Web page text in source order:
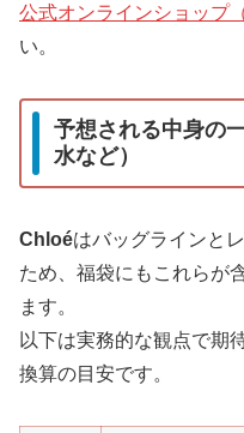
公式オンラインショップ
い。
予想される中身の
水など）
Chloéはバッグラインと
ため、福袋にもこれらが
ます。
以下は実務的な観点で期
換算の目安です。